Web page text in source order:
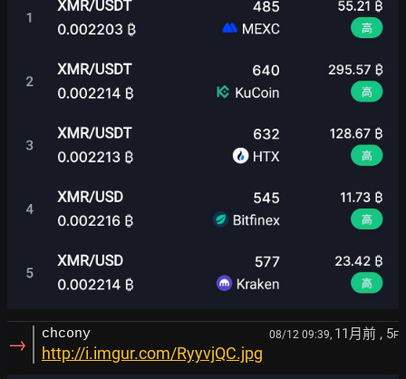
→ chcony 08/12 09:39, 11月前 , 5F
http://i.imgur.com/RyyvjQC.jpg